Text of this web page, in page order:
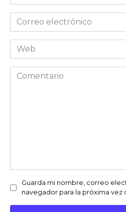
*
Correo
electrónico
*Web
Comentario
Guarda mi nombre, correo
navegador para la próxima vez